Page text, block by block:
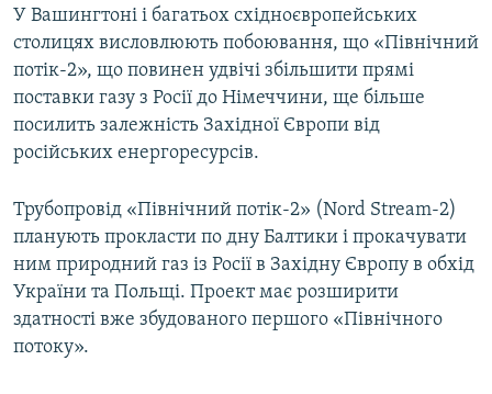
У Вашингтоні і багатьох східноєвропейських
столицях висловлюють побоювання, що «Північний
потік-2», що повинен удвічі збільшити прямі
поставки газу з Росії до Німеччини, ще більше
посилить залежність Західної Європи від
російських енергоресурсів.
Трубопровід «Північний потік-2» (Nord Stream-2)
планують прокласти по дну Балтики і прокачувати
ним природний газ із Росії в Західну Європу в обхід
України та Польщі. Проект має розширити
здатності вже збудованого першого «Північного
потоку».